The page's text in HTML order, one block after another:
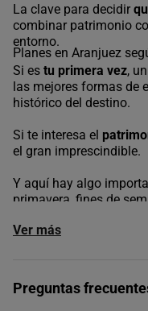
La clave para decidir
combinar patrimonio
entorno.
Planes en Aranjuez
Si es tu primera vez, un
las mejores formas de
histórico del destino.
Si te interesa el
el gran imprescindible.
Y aquí hay algo
primavera, fines de
planificar bien el
Si quieres seguir
Aranjuez o visitas
Ver más
Preguntas